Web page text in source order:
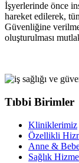
İşyerlerinde önce
hareket edilerek,
Güvenliğine
oluşturulması
Tıbbi Birimler
Kliniklerimiz
Özellikli
Anne &
Sağlık